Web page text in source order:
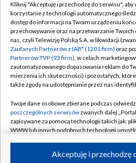
TVP
Abonament TVP
Emisja w TVP
Centrum informacji TVP
Naziemna Telewizja Cyfrowa
Rada Programowa
System NOS
Informacje o nadawcy
Program dla prasy
Regulamin
Polityka
Moje zgody
Pomoc
Kontakt
Kanały
Kliknij "Akceptuję i przechodzę do serwisu", aby
korzystanie z technologii automatycznego
dostęp do informacji na Twoim urządzeniu
przechowywanie oraz na przetwarzanie Twoich
nas, czyli Telewizję Polską S.A. w likwidacji
Zaufanych Partnerów z IAB* (1201 firm) oraz
Partnerów TVP (93 firm), w celach
zautomatyzowanego dopasowania reklam do
mierzenia ich skuteczności) i pozostałych,
także zgody na udostępnianie przez nas
Twoje dane osobowe zbierane podczas
poszczególnych serwisówzwanych dalej
zapisywane za pomocą technologii takich jak:
WWW lub innych podobnych technologii
ruchu w Internecie.Akceptuję i przechodzę